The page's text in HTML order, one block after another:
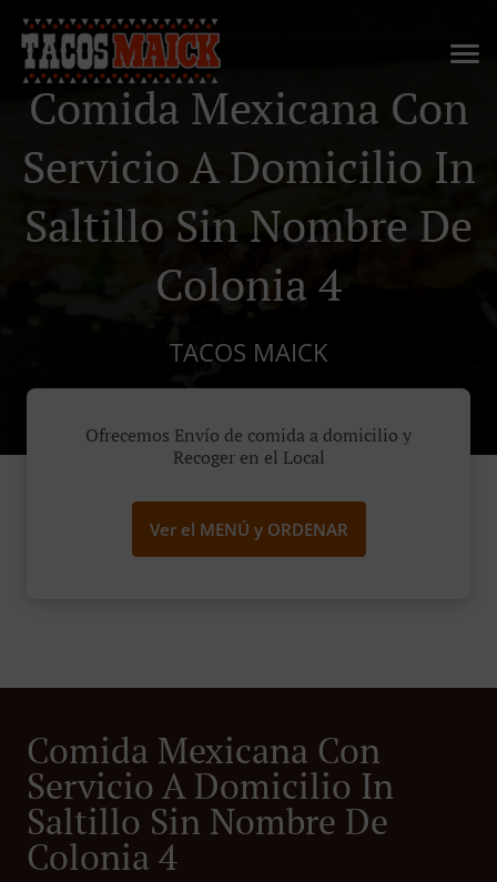
Comida Mexicana Con
Servicio A Domicilio In
Saltillo Sin Nombre De
Colonia 4
TACOS MAICK
Ofrecemos Envío de comida a domicilio y
Recoger en el Local
Ver el MENÚ y ORDENAR
Comida Mexicana Con
Servicio A Domicilio In
Saltillo Sin Nombre De
Colonia 4